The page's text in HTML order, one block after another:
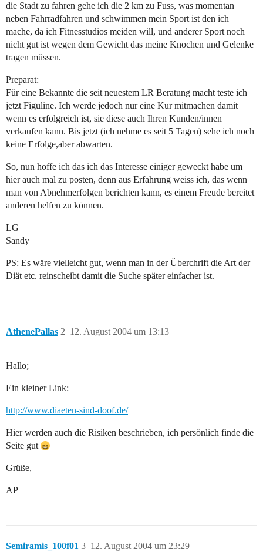
die Stadt zu fahren gehe ich die 2 km zu Fuss, was momentan
neben Fahrradfahren und schwimmen mein Sport ist den ich
mache, da ich Fitnesstudios meiden will, und anderer Sport noch
nicht gut ist wegen dem Gewicht das meine Knochen und Gelenke
tragen müssen.
Preparat:
Für eine Bekannte die seit neuestem LR Beratung macht teste ich
jetzt Figuline. Ich werde jedoch nur eine Kur mitmachen damit
wenn es erfolgreich ist, sie diese auch Ihren Kunden/innen
verkaufen kann. Bis jetzt (ich nehme es seit 5 Tagen) sehe ich noch
keine Erfolge,aber abwarten.
So, nun hoffe ich das ich das Interesse einiger geweckt habe um
hier auch mal zu posten, denn aus Erfahrung weiss ich, das wenn
man von Abnehmerfolgen berichten kann, es einem Freude bereitet
anderen helfen zu können.
LG
Sandy
PS: Es wäre vielleicht gut, wenn man in der Überchrift die Art der
Diät etc. reinscheibt damit die Suche später einfacher ist.
AthenePallas 12. August 2004 um 13:13
2
Hallo;
Ein kleiner Link:
http://www.diaeten-sind-doof.de/
Hier werden auch die Risiken beschrieben, ich persönlich finde die
Seite gut
Grüße,
AP
Semiramis_100f01 12. August 2004 um 23:29
3